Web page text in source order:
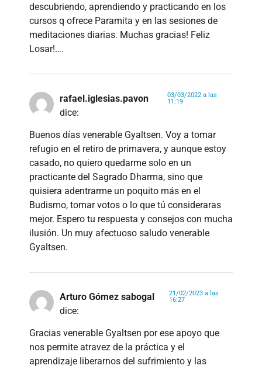
descubriendo, aprendiendo y practicando en los
cursos q ofrece Paramita y en las sesiones de
meditaciones diarias. Muchas gracias! Feliz
Losar!….
rafael.iglesias.pavon
dice:
03/03/2022 a las
11:19
Buenos días venerable Gyaltsen. Voy a tomar
refugio en el retiro de primavera, y aunque estoy
casado, no quiero quedarme solo en un
practicante del Sagrado Dharma, sino que
quisiera adentrarme un poquito más en el
Budismo, tomar votos o lo que tú consideraras
mejor. Espero tu respuesta y consejos con mucha
ilusión. Un muy afectuoso saludo venerable
Gyaltsen.
Arturo Gómez sabogal
dice:
21/02/2023 a las
16:27
Gracias venerable Gyaltsen por ese apoyo que
nos permite atravez de la práctica y el
aprendizaje liberarnos del sufrimiento y las